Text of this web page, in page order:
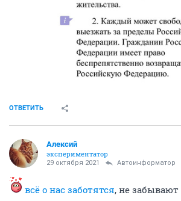
ОТВЕТИТЬ
Алексий
экспериментатор
29 октября 2021 Автоинформатор
всё о нас заботятся, не забывают